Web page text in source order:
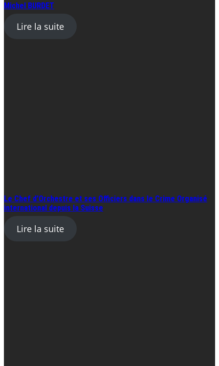
Michel BURDET
Lire la suite
Le Chef d’Orchestre et ses Officiers dans le Crime Organisé
international depuis la Suisse
Lire la suite